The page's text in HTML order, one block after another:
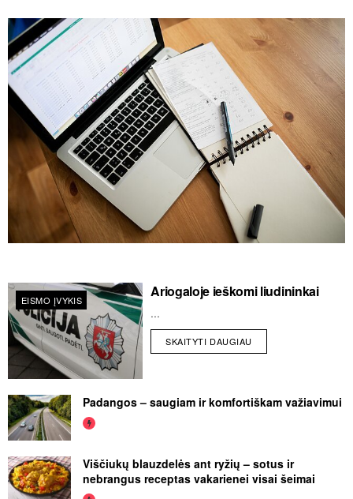
EISMO ĮVYKIS Ariogaloje ieškomi liudininkai
...
SKAITYTI DAUGIAU
Padangos – saugiam ir komfortiškam važiavimui
Viščiukų blauzdelės ant ryžių – sotus ir
nebrangus receptas vakarienei visai šeimai